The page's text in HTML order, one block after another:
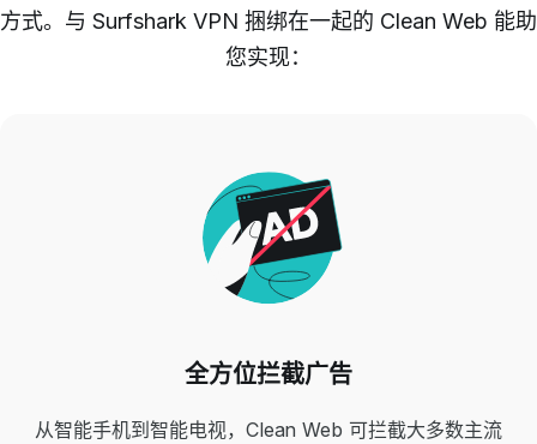
方式。与 Surfshark VPN 捆绑在一起的 Clean Web 能助
您实现：
全方位拦截广告
从智能手机到智能电视，Clean Web 可拦截大多数主流